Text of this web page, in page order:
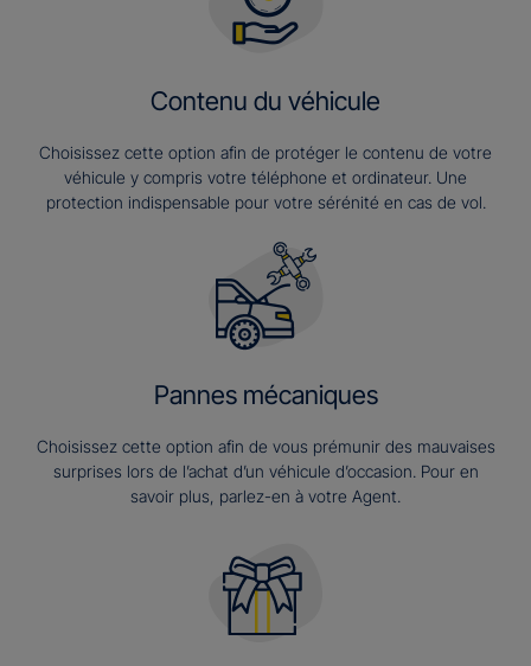
Contenu du véhicule
Choisissez cette option afin de protéger le contenu de votre
véhicule y compris votre téléphone et ordinateur. Une
protection indispensable pour votre sérénité en cas de vol.
Pannes mécaniques
Choisissez cette option afin de vous prémunir des mauvaises
surprises lors de l’achat d’un véhicule d’occasion. Pour en
savoir plus, parlez-en à votre Agent.